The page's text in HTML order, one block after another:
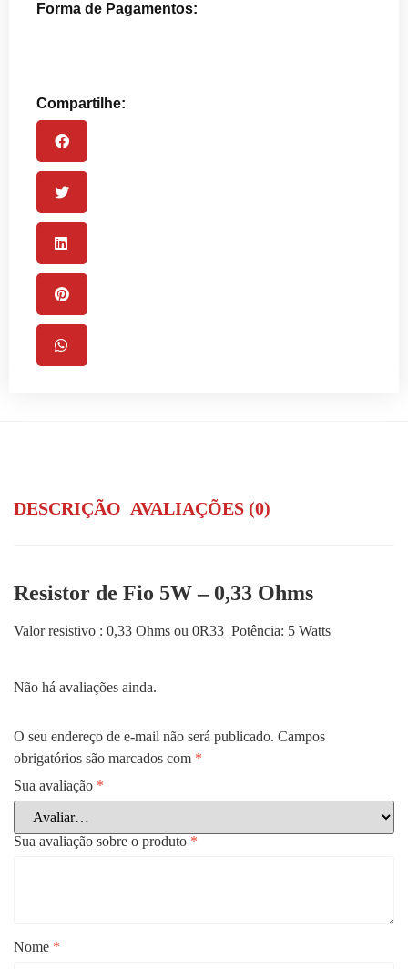
Forma de Pagamentos:
Compartilhe:
DESCRIÇÃO AVALIAÇÕES (0)
Resistor de Fio 5W – 0,33 Ohms
Valor resistivo : 0,33 Ohms ou 0R33 Potência: 5 Watts
Não há avaliações ainda.
O seu endereço de e-mail não será publicado. Campos
obrigatórios são marcados com *
Sua avaliação *
Sua avaliação sobre o produto *
Nome *